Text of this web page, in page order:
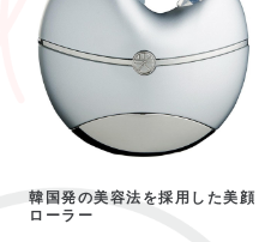
韓国発の美容法を採用した美顔
ローラー